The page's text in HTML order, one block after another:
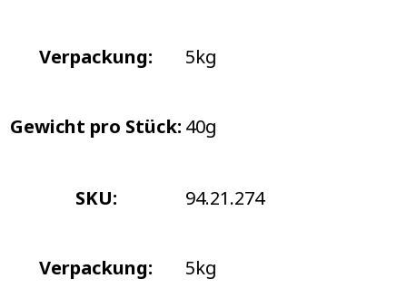
Verpackung: 5kg
Gewicht pro Stück: 40g
SKU: 94.21.274
Verpackung: 5kg